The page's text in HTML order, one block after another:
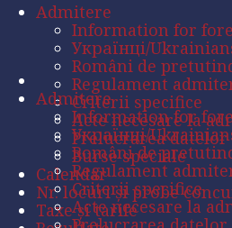
Admitere
Information for
Українці/
Români de
Regulament
Criterii specifice
Acte necesare la
Prelucrarea datelor
Burse speciale
Calendar
Nr. locuri și probe
Taxe și tarife
Admitere
Information for
Українці/
Români de
Regulament
Criterii specifice
Acte necesare la